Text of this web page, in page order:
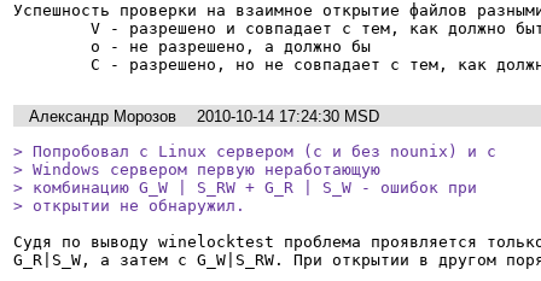
Успешность проверки на взаимное открытие файлов
Александр Морозов
2010-10-14 17:24:30 MSD
> Попробовал с Linux сервером (с и без nounix) и с
> Windows сервером первую неработающую
> комбинацию G_W | S_RW + G_R | S_W - ошибок при
> открытии не обнаружил.
Судя по выводу winelocktest проблема проявляется